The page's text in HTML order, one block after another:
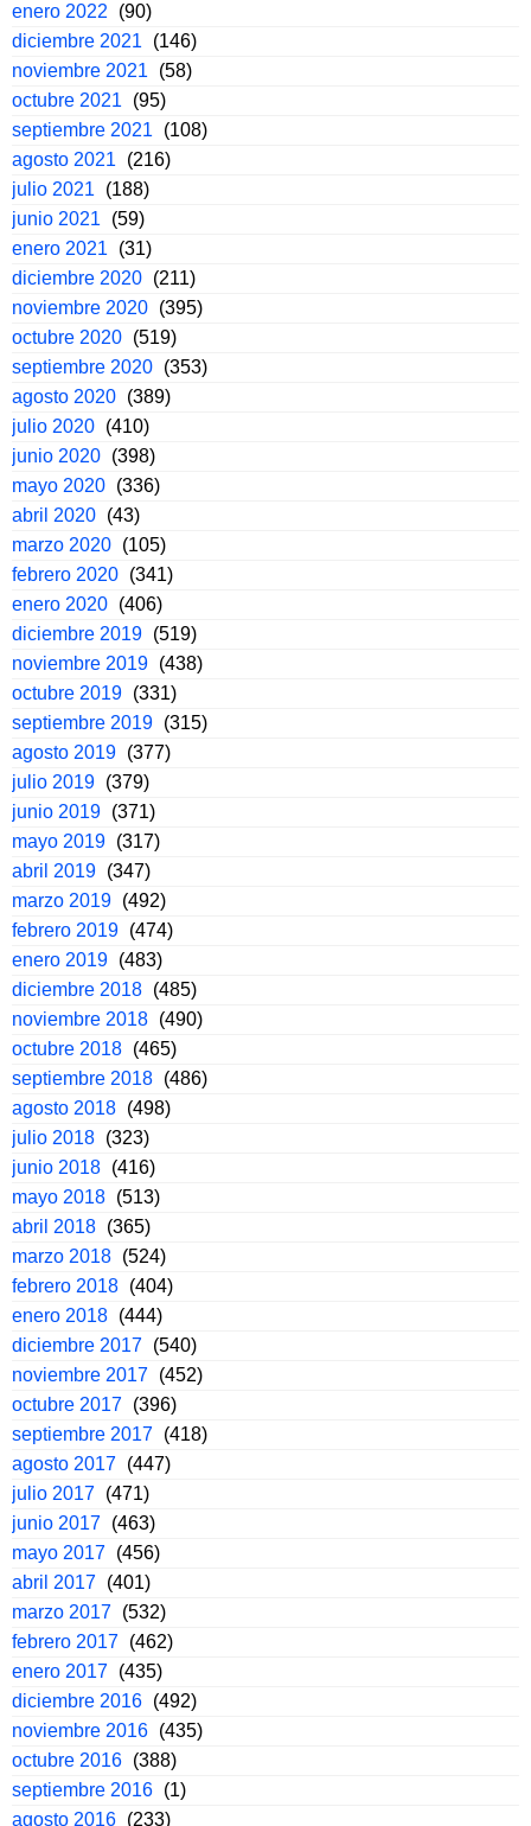
enero 2022
(90)
diciembre 2021
(146)
noviembre 2021
(58)
octubre 2021
(95)
septiembre 2021
(108)
agosto 2021
(216)
julio 2021
(188)
junio 2021
(59)
enero 2021
(31)
diciembre 2020 (211)
noviembre 2020 (395)
octubre 2020 (519)
septiembre 2020 (353)
agosto 2020 (389)
julio 2020 (410)
junio 2020 (398)
mayo 2020 (336)
abril 2020 (43)
marzo 2020 (105)
febrero 2020 (341)
enero 2020 (406)
diciembre 2019 (519)
noviembre 2019 (438)
octubre 2019 (331)
septiembre 2019 (315)
agosto 2019 (377)
julio 2019 (379)
junio 2019 (371)
mayo 2019 (317)
abril 2019 (347)
marzo 2019 (492)
febrero 2019 (474)
enero 2019 (483)
diciembre 2018 (485)
noviembre 2018 (490)
octubre 2018 (465)
septiembre 2018 (486)
agosto 2018 (498)
julio 2018 (323)
junio 2018 (416)
mayo 2018 (513)
abril 2018 (365)
marzo 2018 (524)
febrero 2018 (404)
enero 2018 (444)
diciembre 2017 (540)
noviembre 2017 (452)
octubre 2017 (396)
septiembre 2017 (418)
agosto 2017 (447)
julio 2017 (471)
junio 2017 (463)
mayo 2017 (456)
abril 2017 (401)
marzo 2017 (532)
febrero 2017 (462)
enero 2017 (435)
diciembre 2016 (492)
noviembre 2016 (435)
octubre 2016 (388)
septiembre 2016 (1)
agosto 2016 (233)